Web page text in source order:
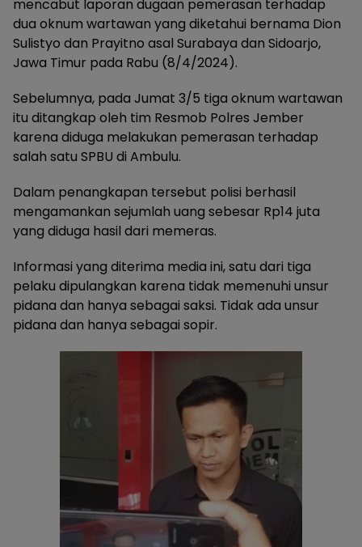
mencabut laporan dugaan pemerasan terhadap
dua oknum wartawan yang diketahui bernama Dion
Sulistyo dan Prayitno asal Surabaya dan Sidoarjo,
Jawa Timur pada Rabu (8/4/2024).
Sebelumnya, pada Jumat 3/5 tiga oknum wartawan
itu ditangkap oleh tim Resmob Polres Jember
karena diduga melakukan pemerasan terhadap
salah satu SPBU di Ambulu.
Dalam penangkapan tersebut polisi berhasil
mengamankan sejumlah uang sebesar Rp14 juta
yang diduga hasil dari memeras.
Informasi yang diterima media ini, satu dari tiga
pelaku dipulangkan karena tidak memenuhi unsur
pidana dan hanya sebagai saksi. Tidak ada unsur
pidana dan hanya sebagai sopir.